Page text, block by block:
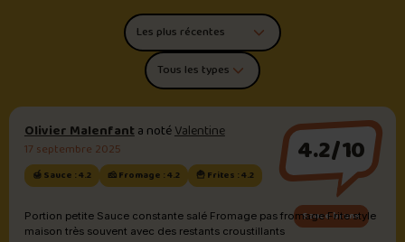
Trier les commentaires
Filtrer par type de poutine
Olivier Malenfanta notéValentine
17 septembre 2025
🍯 Sauce : 4.2 🧀 Fromage : 4.2 🍟 Frites : 4.2
4.2/10
Sauce brune
Portion petite Sauce constante salé Fromage pas fromage Frite style
maison très souvent avec des restants croustillants